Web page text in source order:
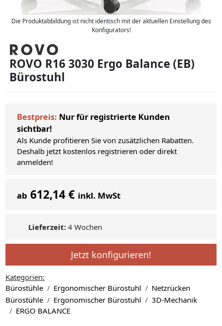
Die Produktabbildung ist nicht identisch mit der aktuellen Einstellung des
Konfigurators!
ROVO R16 3030 Ergo Balance (EB)
Bürostuhl
Bestpreis: Nur für registrierte Kunden
sichtbar!
Als Kunde profitieren Sie von zusätzlichen Rabatten.
Deshalb jetzt kostenlos registrieren oder direkt
anmelden!
ab 612,14 € inkl. MwSt
Lieferzeit: 4 Wochen
Jetzt konfigurieren!
Kategorien:
Bürostühle
Ergonomischer Bürostuhl
Netzrücken
Bürostühle
Ergonomischer Bürostuhl
3D-Mechanik
ERGO BALANCE